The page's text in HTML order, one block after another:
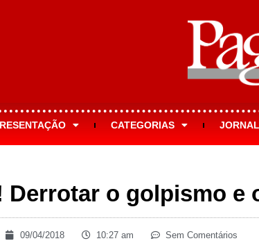
CATEGORIAS
Derrotar o golpismo e
09/04/2018 10:27 am Sem Comentários